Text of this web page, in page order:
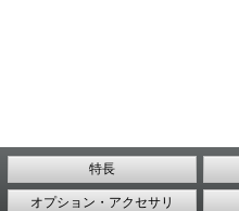
特長
オプション・アクセサリ